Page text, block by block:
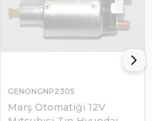
Marş Otomatiği 12V
GENONGNP2305